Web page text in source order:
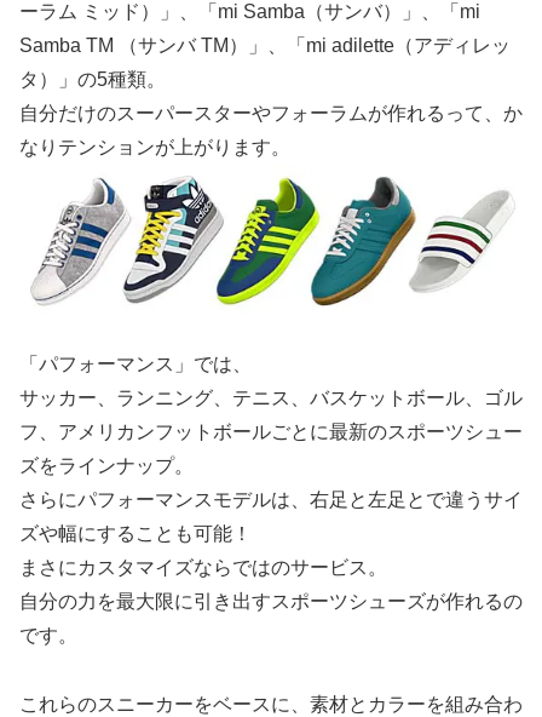
ーラム ミッド）」、「mi Samba（サンバ）」、「mi
Samba TM （サンバ TM）」、「mi adilette（アディレッ
タ）」の5種類。
自分だけのスーパースターやフォーラムが作れるって、か
なりテンションが上がります。
「パフォーマンス」では、
サッカー、ランニング、テニス、バスケットボール、ゴル
フ、アメリカンフットボールごとに最新のスポーツシュー
ズをラインナップ。
さらにパフォーマンスモデルは、右足と左足とで違うサイ
ズや幅にすることも可能！
まさにカスタマイズならではのサービス。
自分の力を最大限に引き出すスポーツシューズが作れるの
です。
これらのスニーカーをベースに、素材とカラーを組み合わ